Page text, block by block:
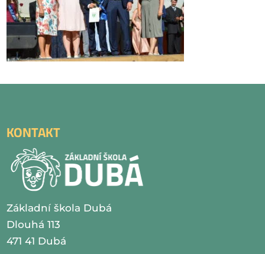
KONTAKT
Základní škola Dubá
Dlouhá 113
471 41 Dubá